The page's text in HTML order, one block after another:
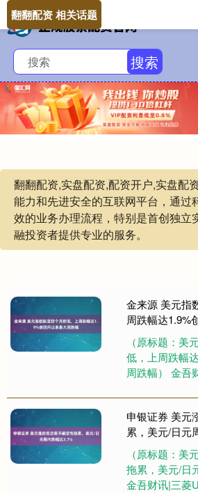
搜索
翻翻配资,实盘配资,配资开户,实盘配
能力和先进安全的互联网平台，通过
效的业务办理流程，特别是首创独立
融投资者提供专业的服务。
翻翻配资 相关话题
金来源 美元指
周跌幅达1.9%
（原标题：美
低，上周跌幅
周跌幅） 金吾
四个多月以来
申银证券 美元
累，美元/日元
（原标题：美
拖累，美元/日
金吾财讯|三菱